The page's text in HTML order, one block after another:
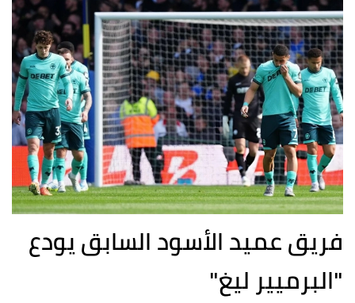
فريق عميد الأسود السابق يودع
"البرميير ليغ"